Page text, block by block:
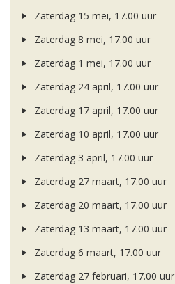
Zaterdag 15 mei, 17.00 uur
Zaterdag 8 mei, 17.00 uur
Zaterdag 1 mei, 17.00 uur
Zaterdag 24 april, 17.00 uur
Zaterdag 17 april, 17.00 uur
Zaterdag 10 april, 17.00 uur
Zaterdag 3 april, 17.00 uur
Zaterdag 27 maart, 17.00 uur
Zaterdag 20 maart, 17.00 uur
Zaterdag 13 maart, 17.00 uur
Zaterdag 6 maart, 17.00 uur
Zaterdag 27 februari, 17.00 uur